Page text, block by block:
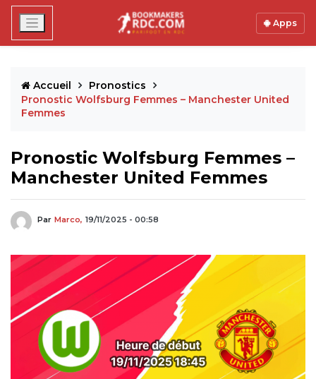
Apps
Accueil
Pronostics
Pronostic Wolfsburg Femmes – Manchester United
Femmes
Pronostic Wolfsburg Femmes –
Manchester United Femmes
Par Marco, 19/11/2025 - 00:58